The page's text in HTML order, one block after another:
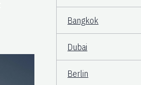
Bangkok
Dubai
Berlin